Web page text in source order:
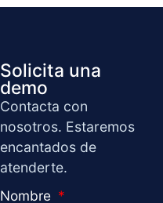
Solicita una
demo
Contacta con
nosotros. Estaremos
encantados de
atenderte.
Nombre